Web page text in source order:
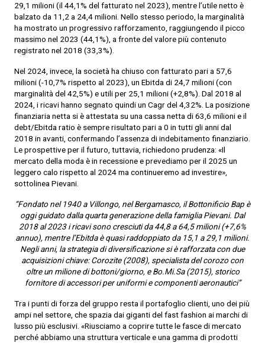
29,1 milioni (il 44,1% del fatturato nel 2023), mentre l’utile netto è
balzato da 11,2 a 24,4 milioni. Nello stesso periodo, la marginalità
ha mostrato un progressivo rafforzamento, raggiungendo il picco
massimo nel 2023 (44,1%), a fronte del valore più contenuto
registrato nel 2018 (33,3%).
Nel 2024, invece, la società ha chiuso con fatturato pari a 57,6
milioni (-10,7% rispetto al 2023), un Ebitda di 24,7 milioni (con
marginalità del 42,5%) e utili per 25,1 milioni (+2,8%). Dal 2018 al
2024, i ricavi hanno segnato quindi un Cagr del 4,32%. La posizione
finanziaria netta si è attestata su una cassa netta di 63,6 milioni e il
debt/Ebitda ratio è sempre risultato pari a 0 in tutti gli anni dal
2018 in avanti, confermando l’assenza di indebitamento finanziario.
Le prospettive per il futuro, tuttavia, richiedono prudenza: «Il
mercato della moda è in recessione e prevediamo per il 2025 un
leggero calo rispetto al 2024 ma continueremo ad investire»,
sottolinea Pievani.
“Fondato nel 1940 a Villongo, nel Bergamasco, il Bottonificio Bap è
oggi guidato dalla quarta generazione della famiglia Pievani. Dal
2018 al 2023 i ricavi sono cresciuti da 44,8 a 64,5 milioni (+7,6%
annuo), mentre l’Ebitda è quasi raddoppiato da 15,1 a 29,1 milioni.
Negli anni, la strategia di diversificazione si è rafforzata con due
acquisizioni chiave: Corozite (2008), specialista del corozo con
oltre un milione di bottoni/giorno, e Bo.Mi.Sa (2015), storico
fornitore di accessori per uniformi e componenti aeronautici”
Tra i punti di forza del gruppo resta il portafoglio clienti, uno dei più
ampi nel settore, che spazia dai giganti del fast fashion ai marchi di
lusso più esclusivi. «Riusciamo a coprire tutte le fasce di mercato
perché abbiamo una struttura verticale e una gamma di prodotti